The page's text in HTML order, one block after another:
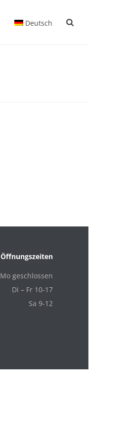
Deutsch
Öffnungszeiten
Mo geschlossen
Di – Fr 10-17
Sa 9-12